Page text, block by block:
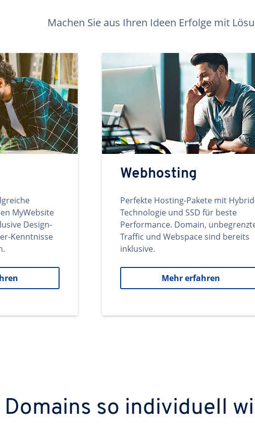
Machen Sie aus Ihren Ideen Erfolge mit
MyWebsite
Design-
Kenntnisse
Webhosting
Perfekte Hosting-Pakete mit
Technologie und SSD für beste
Performance. Domain,
Traffic und Webspace sind bereits
inklusive.
Mehr erfahren
Domains so individuell